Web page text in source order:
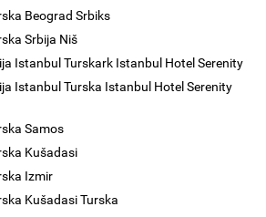
Beograd Srbiks
Srbija Niš
Istanbul Turskark Istanbul Hotel Serenity
Istanbul Turska Istanbul Hotel Serenity
Samos
Kušadasi
Izmir
Kušadasi Turska